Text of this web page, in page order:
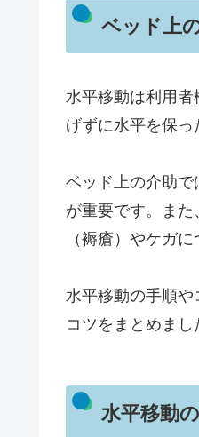
ベッド上
水平移動は利用
げずに水平を保っ
ベッド上の介助で
が重要です。ま
（褥瘡）やケガ
水平移動の手順や
コツをまとめまし
水平移動